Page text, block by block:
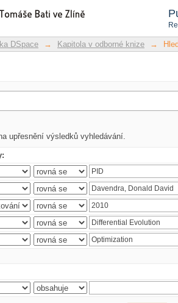
Manakin
DSpace → Kapitola v odborné knize →
upřesnění výsledků vyhledávání.